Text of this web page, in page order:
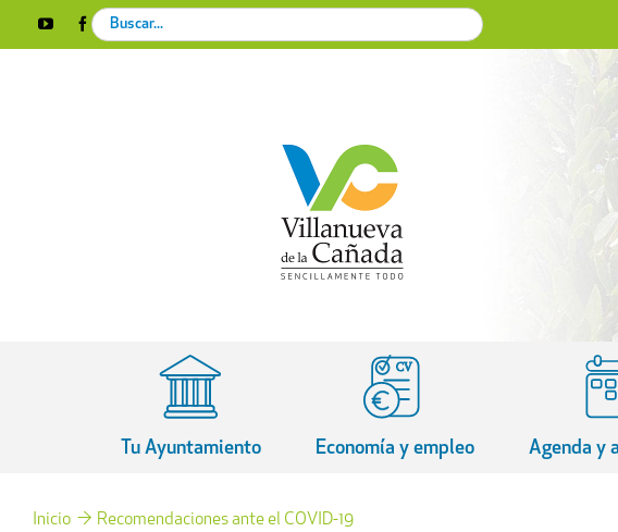
YouTubeFacebookInstagram
X
Search
for:
Tu Ayuntamiento Economía y empleo Agenda y
Inicio Recomendaciones ante el COVID-19